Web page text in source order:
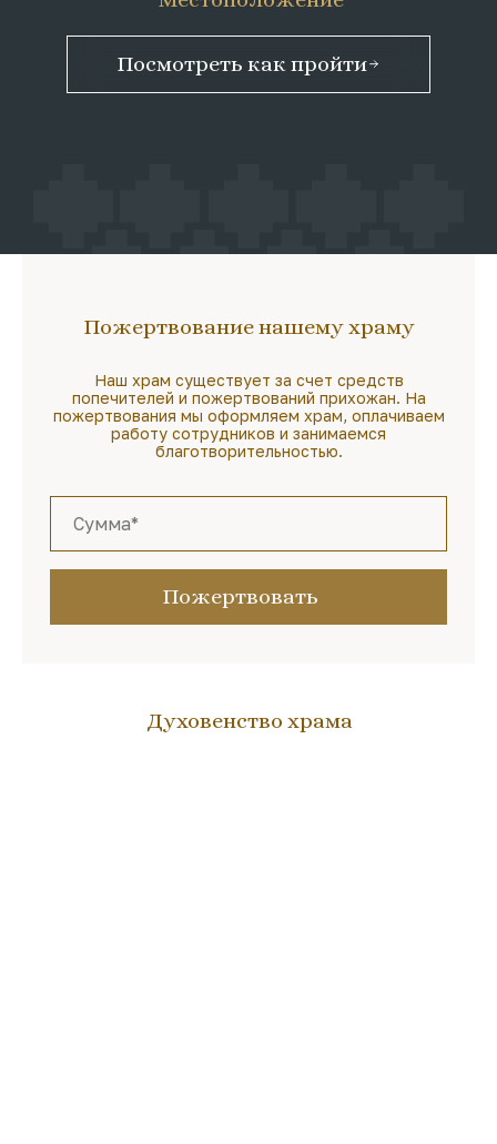
Посмотреть как пройти
Пожертвование нашему храму
Наш храм существует за счет средств
попечителей и пожертвований прихожан. На
пожертвования мы оформляем храм, оплачиваем
работу сотрудников и занимаемся
благотворительностью.
Пожертвовать
Духовенство храма